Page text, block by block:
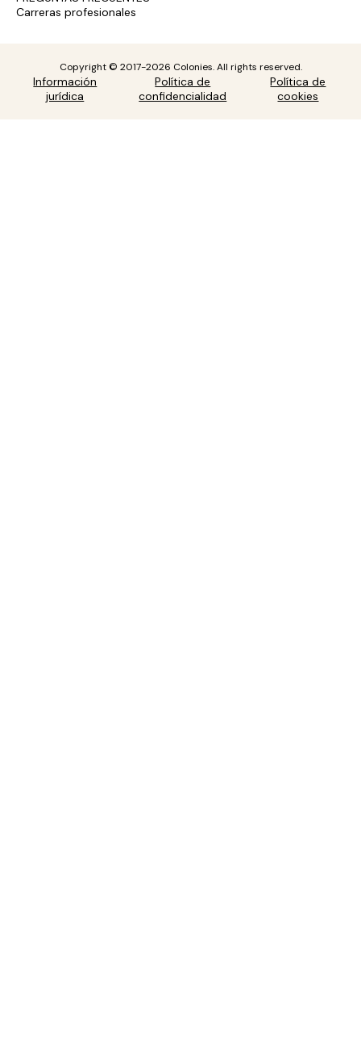
Carreras profesionales
Copyright © 2017-2026 Colonies. All rights reserved.
Información
jurídica
Política de
confidencialidad
Política de
cookies